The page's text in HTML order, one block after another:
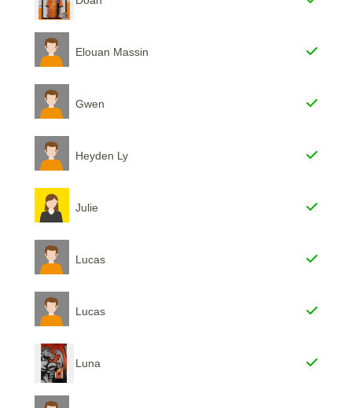
Elouan Massin
Gwen
Heyden Ly
Julie
Lucas
Lucas
Luna